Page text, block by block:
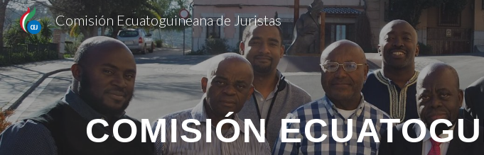
Skip to main content
Comisión Ecuatoguineana de Juristas
COMISIÓN